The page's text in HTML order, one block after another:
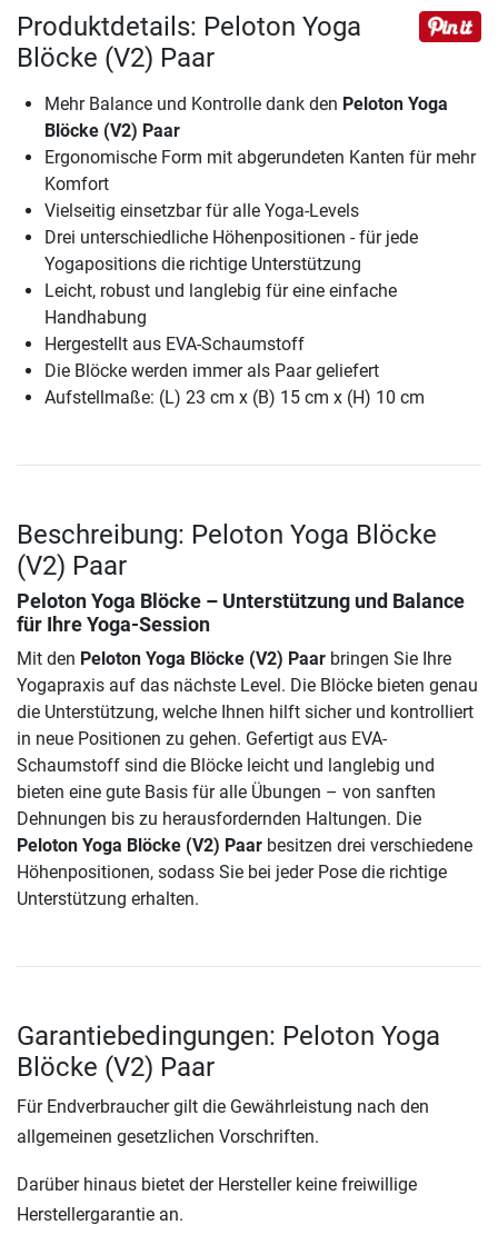
Produktdetails: Peloton Yoga
Blöcke (V2) Paar
Mehr Balance und Kontrolle dank den Peloton Yoga
Blöcke (V2) Paar
Ergonomische Form mit abgerundeten Kanten für mehr
Komfort
Vielseitig einsetzbar für alle Yoga-Levels
Drei unterschiedliche Höhenpositionen - für jede
Yogapositions die richtige Unterstützung
Leicht, robust und langlebig für eine einfache
Handhabung
Hergestellt aus EVA-Schaumstoff
Die Blöcke werden immer als Paar geliefert
Aufstellmaße: (L) 23 cm x (B) 15 cm x (H) 10 cm
Beschreibung: Peloton Yoga Blöcke
(V2) Paar
Peloton Yoga Blöcke – Unterstützung und Balance
für Ihre Yoga-Session
Mit den Peloton Yoga Blöcke (V2) Paar bringen Sie Ihre
Yogapraxis auf das nächste Level. Die Blöcke bieten genau
die Unterstützung, welche Ihnen hilft sicher und kontrolliert
in neue Positionen zu gehen. Gefertigt aus EVA-
Schaumstoff sind die Blöcke leicht und langlebig und
bieten eine gute Basis für alle Übungen – von sanften
Dehnungen bis zu herausfordernden Haltungen. Die
Peloton Yoga Blöcke (V2) Paar besitzen drei verschiedene
Höhenpositionen, sodass Sie bei jeder Pose die richtige
Unterstützung erhalten.
Garantiebedingungen: Peloton Yoga
Blöcke (V2) Paar
Für Endverbraucher gilt die Gewährleistung nach den
allgemeinen gesetzlichen Vorschriften.
Darüber hinaus bietet der Hersteller keine freiwillige
Herstellergarantie an.